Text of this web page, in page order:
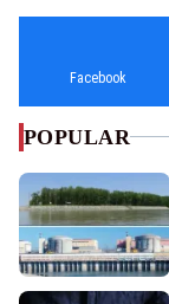
Facebook
POPULAR